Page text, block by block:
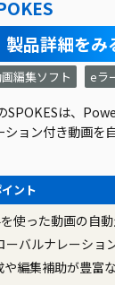
製品詳細をみ
編集ソフト eラ
は、
ション付き動画を
ント
使った動画の自
ーバルナレーショ
編集補助が豊富